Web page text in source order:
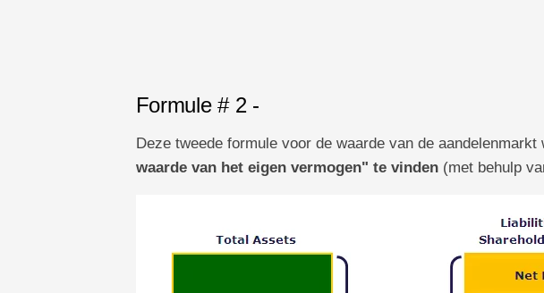
Formule # 2 -
Deze tweede formule voor de waarde van de
waarde van het eigen vermogen" te vinden(met behulp